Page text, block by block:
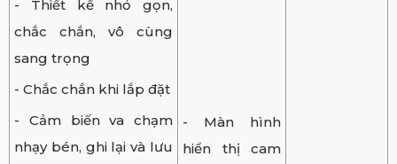
- Thiết kế nhỏ gọn,
chắc chắn, vô cùng
sang trọng
- Chắc chắn khi lắp đặt
- Cảm biến va chạm
nhạy bén, ghi lại và lưu
- Màn hình
hiển thị cam